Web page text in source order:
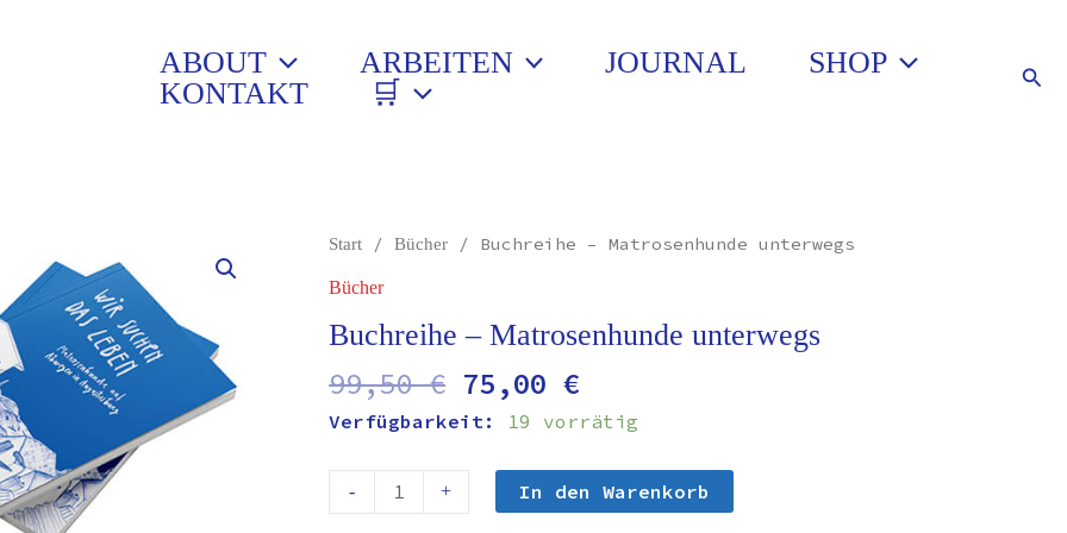
ABOUT ARBEITEN JOURNAL
SHOP
KONTAKT
🛒
Start /Bücher / Buchreihe – Matrosenhunde unterwegs
Bücher
Buchreihe – Matrosenhunde unterwegs
99,50€
Ursprünglicher
99,50 €
75,00 €
Aktueller
75,00 €.
Verfügbarkeit: 19 vorrätig
-
Buchreihe
unterwegs
+ In den Warenkorb